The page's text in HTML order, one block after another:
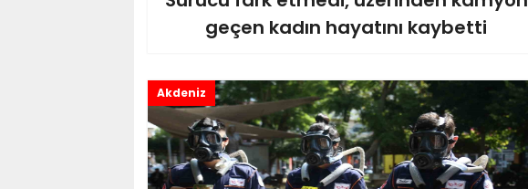
geçen kadın hayatını kaybetti
Akdeniz